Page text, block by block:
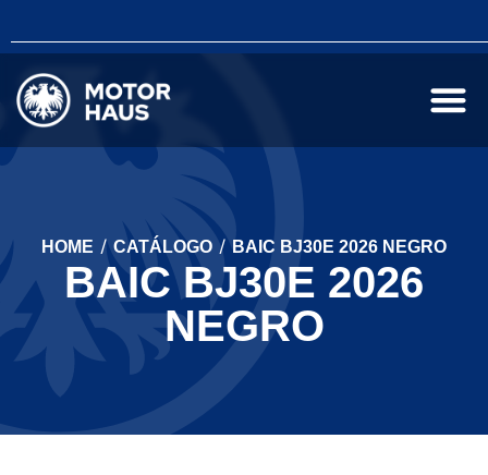
HOME / CATÁLOGO / BAIC BJ30E 2026 NEGRO
BAIC BJ30E 2026
NEGRO